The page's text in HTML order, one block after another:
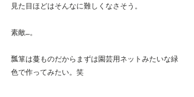
見た目ほどはそんなに難しくなさそう。
素敵…。
瓢箪は蔓ものだからまずは園芸用ネットみたいな緑
色で作ってみたい。笑